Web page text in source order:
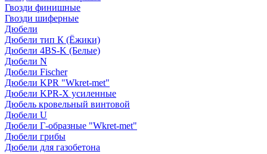
Гвозди финишные
Гвозди шиферные
Дюбели
Дюбели тип К (Ёжики)
Дюбели 4BS-K (Белые)
Дюбели N
Дюбели Fischer
Дюбели KPR "Wkret-met"
Дюбели KPR-Х усиленные
Дюбель кровельный винтовой
Дюбели U
Дюбели Г-образные "Wkret-met"
Дюбели грибы
Дюбели для газобетона